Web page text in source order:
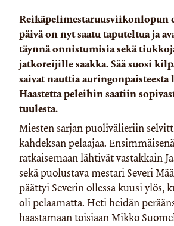
Reikäpelimestaruusviikonlopun
päivä on nyt saatu taputeltua ja
täynnä onnistumisia sekä
jatkoreijille saakka. Sää suosi
saivat nauttia auringonpaisteesta
Haastetta peleihin saatiin
tuulesta.
Miesten sarjan puolivälieriin
kahdeksan pelaajaa.
ratkaisemaan lähtivät vastakkain
sekä puolustava mestari Severi
päättyi Severin ollessa kuusi ylös,
oli pelaamatta. Heti heidän
haastamaan toisiaan Mikko